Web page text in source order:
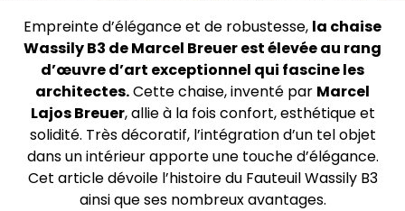
Empreinte d’élégance et de robustesse, la chaise
Wassily B3 de Marcel Breuer est élevée au rang
d’œuvre d’art exceptionnel qui fascine les
architectes.Cette chaise, inventé par Marcel
Lajos Breuer, allie à la fois confort, esthétique et
solidité. Très décoratif, l’intégration d’un tel objet
dans un intérieur apporte une touche d’élégance.
Cet article dévoile l’histoire du Fauteuil Wassily B3
ainsi que ses nombreux avantages.